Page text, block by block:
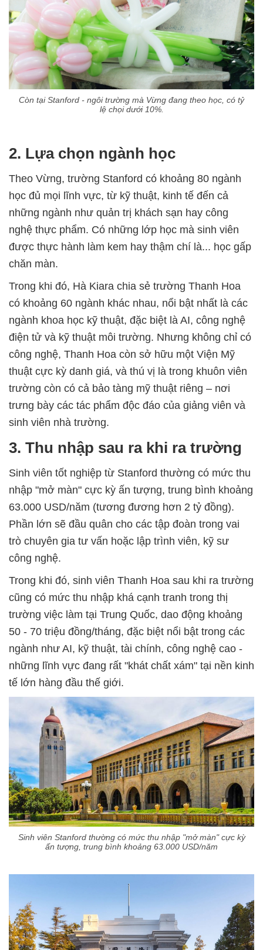
Còn tại Stanford - ngôi trường mà Vừng đang theo học, có tỷ
lệ chọi dưới 10%.
2. Lựa chọn ngành học
Theo Vừng, trường Stanford có khoảng 80 ngành
học đủ mọi lĩnh vực, từ kỹ thuật, kinh tế đến cả
những ngành như quản trị khách sạn hay công
nghệ thực phẩm. Có những lớp học mà sinh viên
được thực hành làm kem hay thậm chí là... học gấp
chăn màn.
Trong khi đó, Hà Kiara chia sẻ trường Thanh Hoa
có khoảng 60 ngành khác nhau, nổi bật nhất là các
ngành khoa học kỹ thuật, đặc biệt là AI, công nghệ
điện tử và kỹ thuật môi trường. Nhưng không chỉ có
công nghệ, Thanh Hoa còn sở hữu một Viện Mỹ
thuật cực kỳ danh giá, và thú vị là trong khuôn viên
trường còn có cả bảo tàng mỹ thuật riêng – nơi
trưng bày các tác phẩm độc đáo của giảng viên và
sinh viên nhà trường.
3. Thu nhập sau ra khi ra trường
Sinh viên tốt nghiệp từ Stanford thường có mức thu
nhập "mở màn" cực kỳ ấn tượng, trung bình khoảng
63.000 USD/năm (tương đương hơn 2 tỷ đồng).
Phần lớn sẽ đầu quân cho các tập đoàn trong vai
trò chuyên gia tư vấn hoặc lập trình viên, kỹ sư
công nghệ.
Trong khi đó, sinh viên Thanh Hoa sau khi ra trường
cũng có mức thu nhập khá cạnh tranh trong thị
trường việc làm tại Trung Quốc, dao động khoảng
50 - 70 triệu đồng/tháng, đặc biệt nổi bật trong các
ngành như AI, kỹ thuật, tài chính, công nghệ cao -
những lĩnh vực đang rất "khát chất xám" tại nền kinh
tế lớn hàng đầu thế giới.
Sinh viên Stanford thường có mức thu nhập "mở màn" cực kỳ
ấn tượng, trung bình khoảng 63.000 USD/năm